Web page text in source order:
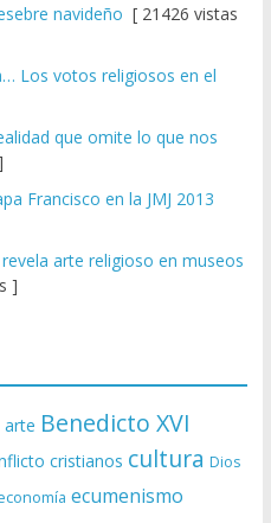
navideño [ 21426 vistas
Los votos religiosos en el
que omite lo que nos
Francisco en la JMJ 2013
revela arte religioso en museos
]
arte Benedicto XVI
cristianos cultura Dios
ecumenismo